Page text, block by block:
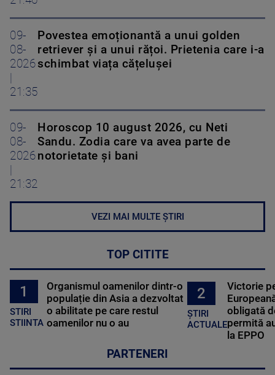
09-
08-
2026
21:35
Povestea emoționantă a unui golden
retriever și a unui rățoi. Prietenia care i-a
schimbat viața cățelușei
09-
08-
2026
21:32
Horoscop 10 august 2026, cu Neti
Sandu. Zodia care va avea parte de
notorietate și bani
VEZI MAI MULTE ȘTIRI
TOP CITITE
1
STIRI
STIINTA
Organismul oamenilor dintr-o
populație din Asia a dezvoltat
o abilitate pe care restul
oamenilor nu o au
2
ȘTIRI
ACTUALE
Victorie
obligată
permită
la EPPO
PARTENERI